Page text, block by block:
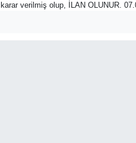
verilmiş olup, İLAN OLUNUR.